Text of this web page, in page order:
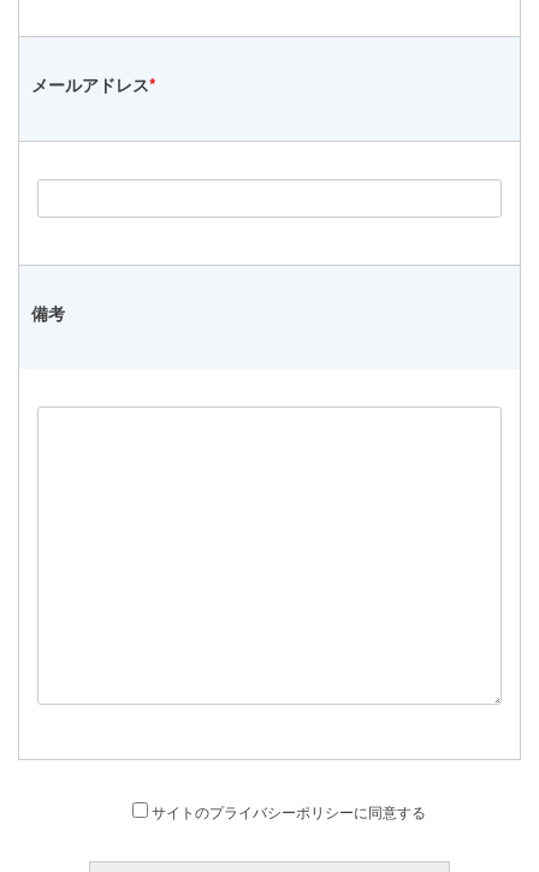
メールアドレス*
備考
サイトのプライバシーポリシーに同意する